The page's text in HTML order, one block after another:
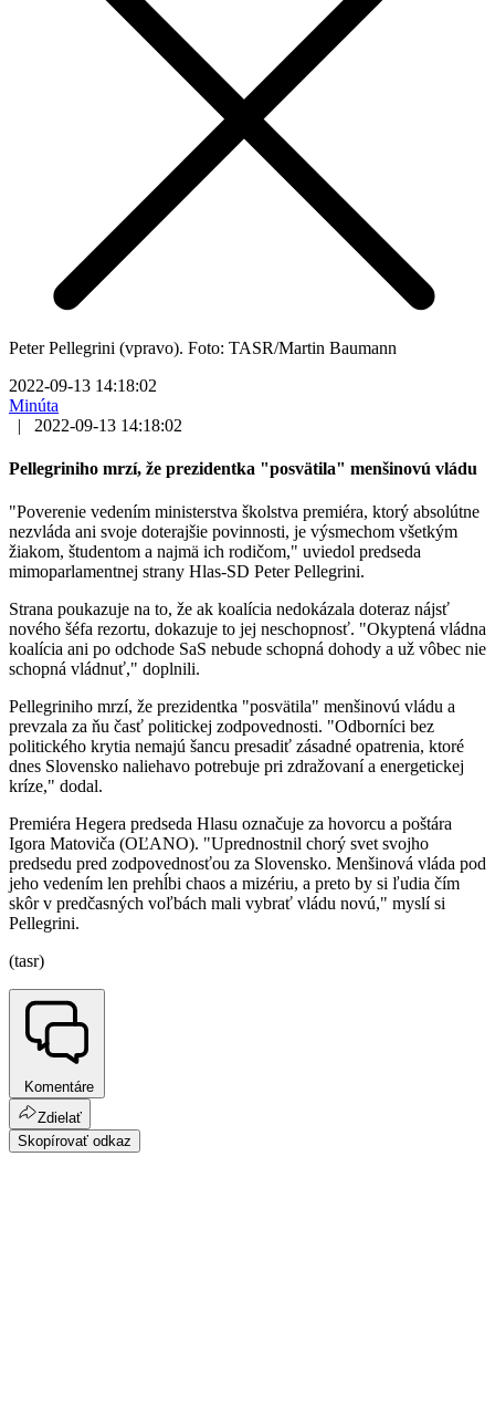
Peter Pellegrini (vpravo). Foto: TASR/Martin Baumann
2022-09-13 14:18:02
Minúta
|
2022-09-13 14:18:02
Pellegriniho mrzí, že prezidentka "posvätila" menšinovú vládu
"Poverenie vedením ministerstva školstva premiéra, ktorý absolútne
nezvláda ani svoje doterajšie povinnosti, je výsmechom všetkým
žiakom, študentom a najmä ich rodičom," uviedol predseda
mimoparlamentnej strany Hlas-SD Peter Pellegrini.
Strana poukazuje na to, že ak koalícia nedokázala doteraz nájsť
nového šéfa rezortu, dokazuje to jej neschopnosť. "Okyptená vládna
koalícia ani po odchode SaS nebude schopná dohody a už vôbec nie
schopná vládnuť," doplnili.
Pellegriniho mrzí, že prezidentka "posvätila" menšinovú vládu a
prevzala za ňu časť politickej zodpovednosti. "Odborníci bez
politického krytia nemajú šancu presadiť zásadné opatrenia, ktoré
dnes Slovensko naliehavo potrebuje pri zdražovaní a energetickej
kríze," dodal.
Premiéra Hegera predseda Hlasu označuje za hovorcu a poštára
Igora Matoviča (OĽANO). "Uprednostnil chorý svet svojho
predsedu pred zodpovednosťou za Slovensko. Menšinová vláda pod
jeho vedením len prehĺbi chaos a mizériu, a preto by si ľudia čím
skôr v predčasných voľbách mali vybrať vládu novú," myslí si
Pellegrini.
(tasr)
Komentáre
Zdielať
Skopírovať odkaz